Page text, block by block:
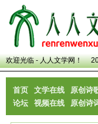
欢迎光临 - 人人文学网！
首页 文学在线 原创诗
论坛
视频在线 原创诗